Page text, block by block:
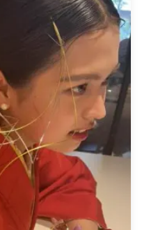
suasana
dapat
kami
di Hakata melalui
yang
dan jumlah foto yang
hujan diperkirakan
hari sebelum tanggal
hujan pada hari
menjadwal ulang
lokasi, atau (3)